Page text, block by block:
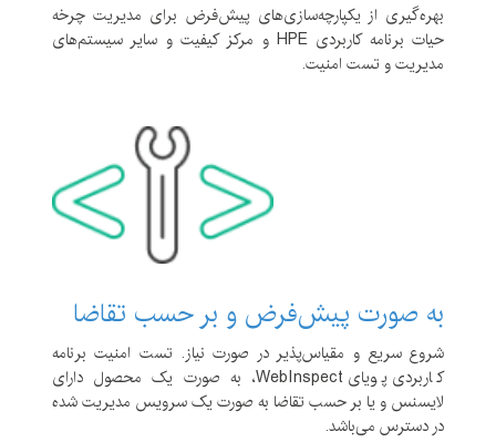
بهره‌گیری از یکپارچه‌سازی‌های پیش‌فرض برای مدیریت چرخه
حیات برنامه کاربردی HPE و مرکز کیفیت و سایر سیستم‌های
مدیریت و تست امنیت.
به صورت پیش‌فرض و بر حسب تقاضا
شروع سریع و مقیاس‌پذیر در صورت نیاز. تست امنیت برنامه
کاربردی پویای WebInspect، به صورت یک محصول دارای
لایسنس و یا بر حسب تقاضا به صورت یک سرویس مدیریت شده
در دسترس می‌باشد.